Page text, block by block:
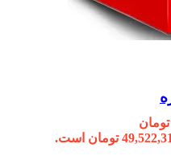
قیمت اصلی 53,249,800 تومان